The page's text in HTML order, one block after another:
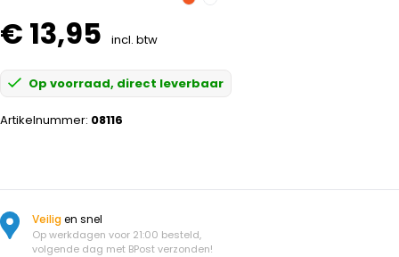
€ 13,95 incl. btw
Op voorraad, direct leverbaar
Artikelnummer: 08116
Veiligen snel
Op werkdagen voor 21:00 besteld,
volgende dag met BPost verzonden!